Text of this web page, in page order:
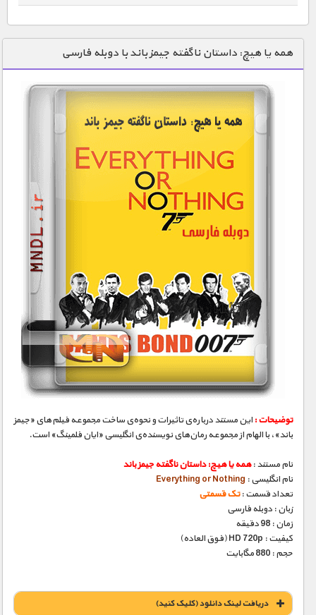
دنیای خوراکی ها
زمین شناسی / محیط زیست
سازه/ معماری/ مهندسی
سرگرمی
شناخت کودکان
علم و فناوری
گردشگری
ماورایی
مسابقات / ورزشی
مستند های اختصاصی
همه یا هیچ: داستان ناگفته جیمز باند با دوبله فارسی
توضیحات :این مستند درباره‌ی تاثیرات و نحوه‌ی ساخت مجموعه‌ فیلم‌های «جیمز
باند»، با الهام از مجموعه رمان‌های نویسنده‌ی انگلیسی «ایان فلمینگ» است.
نام مستند :همه یا هیچ: داستان ناگفته جیمز باند
نام انگلیسی : Everything or Nothing
تعداد قسمت :تک قسمتی
زبان : دوبله فارسی
زمان : 98 دقیقه
کیفیت : HD 720p (فوق العاده)
حجم : 880 مگابایت
دریافت لينک دانلود (کليک کنيد)